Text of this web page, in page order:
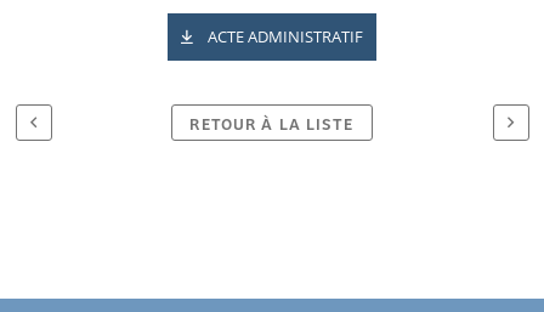
ACTE ADMINISTRATIF
RETOUR À LA LISTE